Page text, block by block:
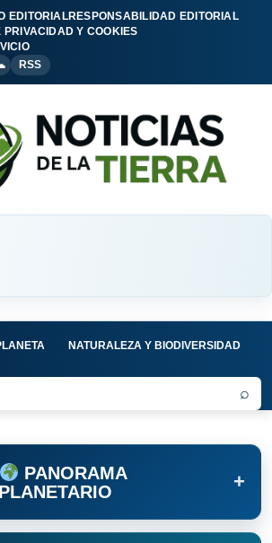
EDITORIALRESPONSABILIDAD EDITORIAL
PRIVACIDAD Y COOKIES
RSS
NATURALEZA Y BIODIVERSIDAD
⌕
PANORAMA
PLANETARIO
+